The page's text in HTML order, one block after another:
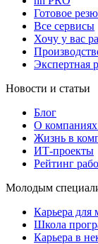
Готовое
Все сервисы
Хочу у вас
Экспертная
Новости и статьи
Блог
О
Жизнь в
ИТ-проекты
Рейтинг
Молодым
Карьера для
Школа
Карьера в